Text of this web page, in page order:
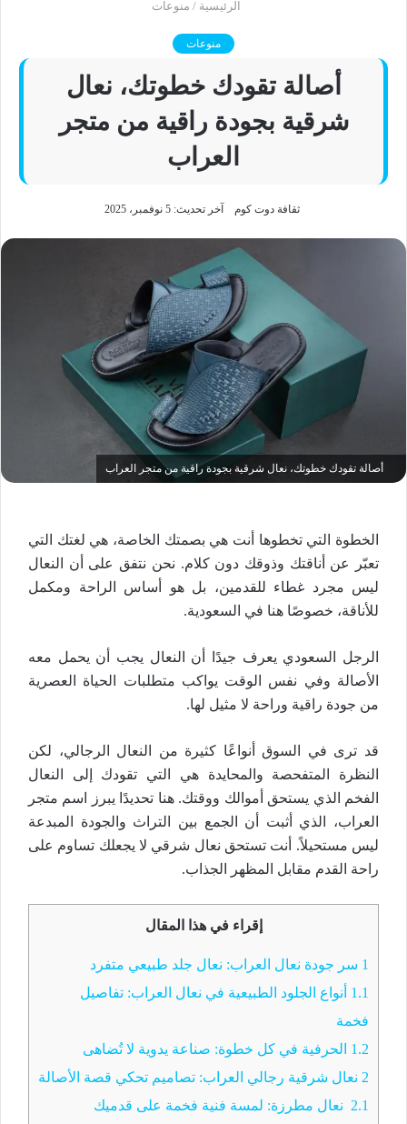
الرئيسية / منوعات
منوعات
أصالة تقودك خطوتك، نعال
شرقية بجودة راقية من متجر
العراب
ثقافة دوت كوم آخر تحديث: 5 نوفمبر، 2025
أصالة تقودك خطوتك، نعال شرقية بجودة راقية من متجر العراب
الخطوة التي تخطوها أنت هي بصمتك الخاصة، هي لغتك التي
تعبّر عن أناقتك وذوقك دون كلام. نحن نتفق على أن
النعال
ليس مجرد غطاء للقدمين، بل هو أساس
الراحة ومكمل
للأناقة، خصوصًا هنا في السعودية.
الرجل السعودي يعرف جيدًا أن النعال يجب أن يحمل معه
الأصالة وفي نفس الوقت يواكب متطلبات الحياة العصرية
من جودة راقية وراحة لا مثيل لها.
قد ترى في السوق أنواعًا كثيرة من النعال الرجالي، لكن
النظرة المتفحصة والمحايدة هي التي تقودك إلى
النعال
الفخم
الذي يستحق أموالك ووقتك. هنا تحديدًا يبرز اسم متجر
العراب، الذي أثبت أن الجمع بين التراث والجودة المبدعة
ليس مستحيلاً. أنت تستحق نعال شرقي لا يجعلك تساوم على
راحة القدم مقابل المظهر الجذاب.
إقراء في هذا المقال
1 سر جودة نعال العراب: نعال جلد طبيعي متفرد
1.1 أنواع الجلود الطبيعية في نعال العراب: تفاصيل
فخمة
1.2 الحرفية في كل خطوة: صناعة يدوية لا تُضاهى
2 نعال شرقية رجالي العراب: تصاميم تحكي قصة الأصالة
2.1 نعال مطرزة: لمسة فنية فخمة على قدميك